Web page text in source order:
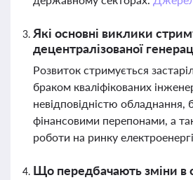
Які основні виклики
децентралізованої
Розвиток стримується
браком кваліфікованих
невідповідністю
фінансовими перепонами, а
роботи на ринку
Що передбачають зміни в